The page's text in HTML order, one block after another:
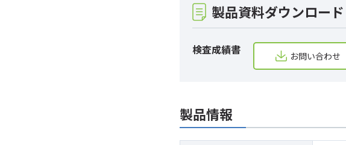
製品資料ダウンロード
検査成績書 お問い合わせ
製品情報